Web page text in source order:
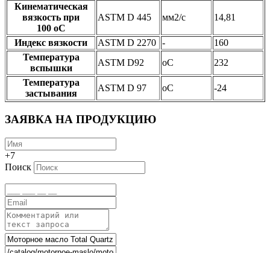
Кинематическая
вязкость при
100 oС
ASTM D 445 мм2/с 14,81
Индекс вязкости ASTM D 2270 -
160
Температура
вспышки
ASTM D92 oС
232
Температура
застывания
ASTM D 97 oС -24
ЗАЯВКА НА ПРОДУКЦИЮ
+7
Поиск